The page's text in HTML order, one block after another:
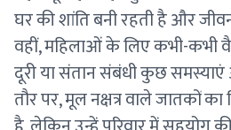
घर की शांति बनी रहती है और
वहीं, महिलाओं के लिए कभी-कभी
दूरी या संतान संबंधी कुछ
तौर पर, मूल नक्षत्र वाले जातकों